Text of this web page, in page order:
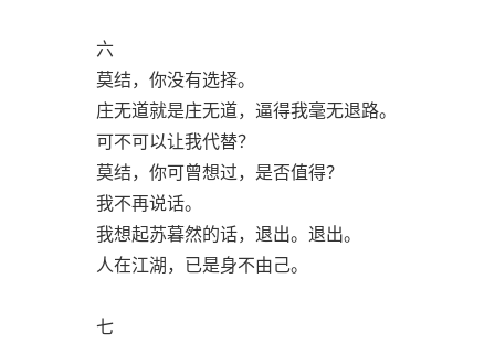
六
莫结，你没有选择。
庄无道就是庄无道，逼得我毫无退路。
可不可以让我代替？
莫结，你可曾想过，是否值得？
我不再说话。
我想起苏暮然的话，退出。退出。
人在江湖，已是身不由己。
七